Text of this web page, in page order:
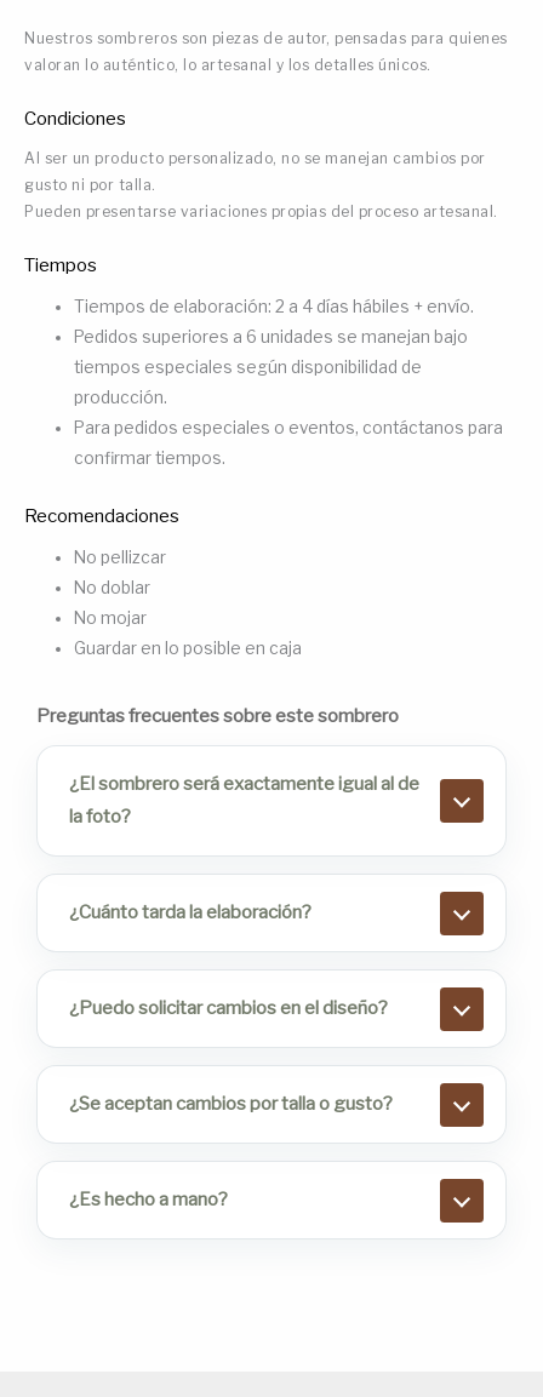
Nuestros sombreros son piezas de autor, pensadas para quienes
valoran lo auténtico, lo artesanal y los detalles únicos.
Condiciones
Al ser un producto personalizado, no se manejan cambios por
gusto ni por talla.
Pueden presentarse variaciones propias del proceso artesanal.
Tiempos
Tiempos de elaboración: 2 a 4 días hábiles + envío.
Pedidos superiores a 6 unidades se manejan bajo
tiempos especiales según disponibilidad de
producción.
Para pedidos especiales o eventos, contáctanos para
confirmar tiempos.
Recomendaciones
No pellizcar
No doblar
No mojar
Guardar en lo posible en caja
Preguntas frecuentes sobre este sombrero
¿El sombrero será exactamente igual al de
la foto?
¿Cuánto tarda la elaboración?
¿Puedo solicitar cambios en el diseño?
¿Se aceptan cambios por talla o gusto?
¿Es hecho a mano?